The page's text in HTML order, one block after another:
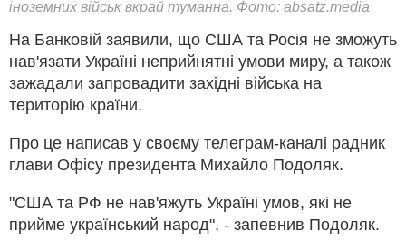
іноземних військ вкрай туманна. Фото: absatz.media
На Банковій заявили, що США та Росія не зможуть
нав'язати Україні неприйнятні умови миру, а також
зажадали запровадити західні війська на
територію країни.
Про це написав у своєму телеграм-каналі радник
глави Офісу президента Михайло Подоляк.
"США та РФ не нав'яжуть Україні умов, які не
прийме український народ", - запевнив Подоляк.